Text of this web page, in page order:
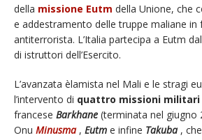
della missione Eutm della Unione, che
e addestramento delle truppe maliane in
antiterrorista. L’Italia partecipa a Eutm dal
di istruttori dell’Esercito.
L’avanzata èlamista nel Mali e le stragi
l’intervento di quattro missioni militari
francese Barkhane (terminata nel giugno
Onu Minusma, Eutm e infine Takuba, che